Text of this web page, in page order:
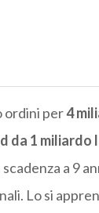
ordini per4
da 1 miliardo
scadenza a 9
Lo si